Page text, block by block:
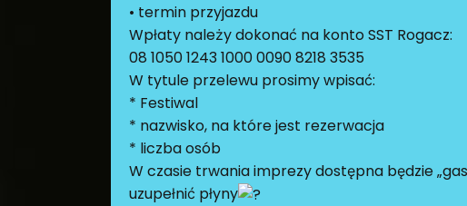
• termin przyjazdu
Wpłaty należy dokonać na konto SST Rogacz:
08 1050 1243 1000 0090 8218 3535
W tytule przelewu prosimy wpisać:
* Festiwal
* nazwisko, na które jest rezerwacja
* liczba osób
W czasie trwania imprezy dostępna będzie
uzupełnić płyny